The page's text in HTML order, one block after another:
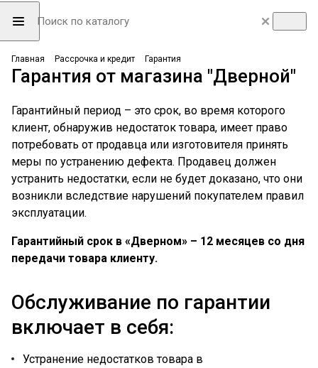
Главная Рассрочка и кредит Гарантия
Гарантия от магазина "Дверной"
Гарантийный период – это срок, во время которого
клиент, обнаружив недостаток товара, имеет право
потребовать от продавца или изготовителя принять
меры по устранению дефекта. Продавец должен
устранить недостатки, если не будет доказано, что они
возникли вследствие нарушений покупателем правил
эксплуатации.
Гарантийный срок в «Дверном» – 12 месяцев со дня
передачи товара клиенту.
Обслуживание по гарантии
включает в себя:
Устранение недостатков товара в